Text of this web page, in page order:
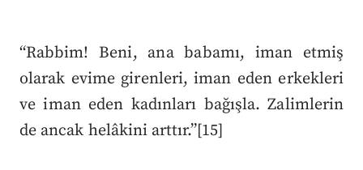
“Rabbim! Beni, ana babamı, iman etmiş
olarak evime girenleri, iman eden erkekleri
ve iman eden kadınları bağışla. Zalimlerin
de ancak helâkini arttır.”[15]